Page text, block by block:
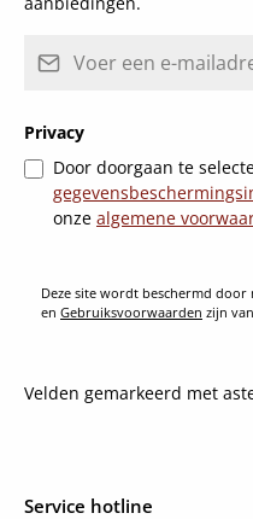
Privacy
Door doorgaan te
onze algemene
Deze site wordt beschermd door
en Gebruiksvoorwaarden zijn
Velden gemarkeerd met
Service hotline